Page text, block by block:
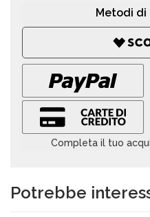
Metodi
Completa il tuo
Potrebbe